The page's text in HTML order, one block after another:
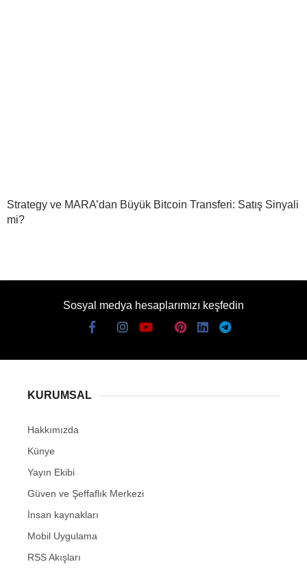
Strategy ve MARA’dan Büyük Bitcoin Transferi: Satış Sinyali
mi?
Sosyal medya hesaplarımızı keşfedin
KURUMSAL
Hakkımızda
Künye
Yayın Ekibi
Güven ve Şeffaflık Merkezi
İnsan kaynakları
Mobil Uygulama
RSS Akışları